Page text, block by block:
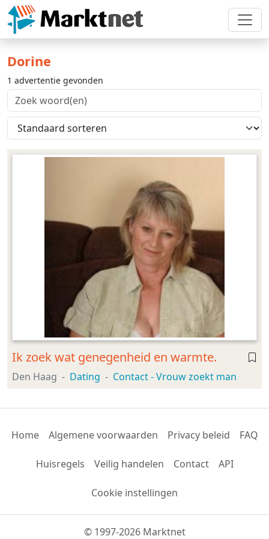
Dorine
1 advertentie gevonden
Ik zoek wat genegenheid en warmte.
Den Haag Dating Contact - Vrouw zoekt man
Home Algemene voorwaarden Privacy beleid FAQ
Huisregels Veilig handelen Contact API
Cookie instellingen
© 1997-2026 Marktnet